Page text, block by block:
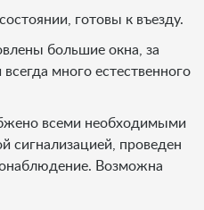
готовы к въезду.
большие окна, за
много естественного
всеми необходимыми
сигнализацией, проведен
Возможна